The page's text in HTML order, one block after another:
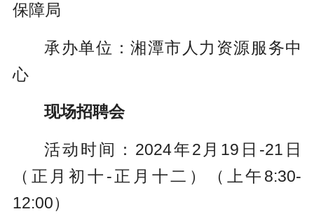
保障局
承办单位：湘潭市人力资源服务中
心
现场招聘会
活动时间：2024年2月19日-21日
（正月初十-正月十二）（上午8:30-
12:00）